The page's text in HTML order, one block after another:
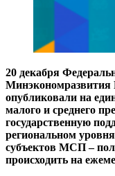
20 декабря
Минэкономразвития
опубликовали на
малого и среднего
государственную
региональном
субъектов МСП –
происходить на